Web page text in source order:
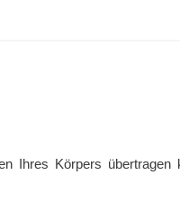
Ihres Körpers übertragen